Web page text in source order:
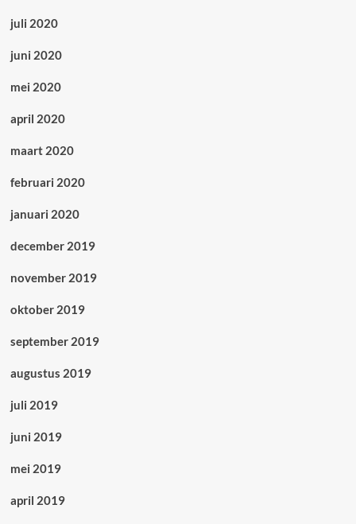
juli 2020
juni 2020
mei 2020
april 2020
maart 2020
februari 2020
januari 2020
december 2019
november 2019
oktober 2019
september 2019
augustus 2019
juli 2019
juni 2019
mei 2019
april 2019